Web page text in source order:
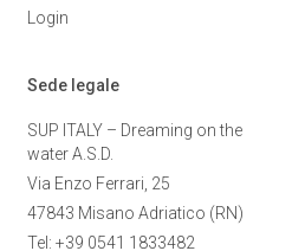
Login
Sede legale
SUP ITALY – Dreaming on the
water A.S.D.
Via Enzo Ferrari, 25
47843 Misano Adriatico (RN)
Tel: +39 0541 1833482